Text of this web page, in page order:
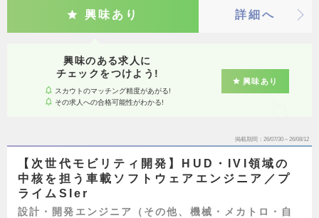
興味あり 詳細へ
興味のある求人に
チェックをつけよう!
スカウトのマッチング精度があがる!
その求人への合格可能性がわかる!
興味あり
掲載期間 26/07/30～26/08/12
【次世代モビリティ開発】HUD・IVI領域の
中核を担う車載ソフトウェアエンジニア／プ
ライムSIer
設計・開発エンジニア（その他、機械・メカトロ・自